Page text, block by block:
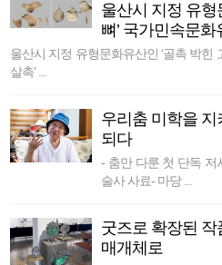
울산시 지정 유형
뼈’ 국가민속문
울산시 지정 유형문화유산인 ‘골촉 박힌
살촉’ ...
우리춤 미학을
되다
- 춤만 다룬 첫 단독 저
술사 사료- 마당 ...
굿즈로 확장된
매개체로